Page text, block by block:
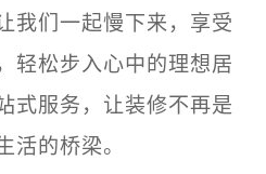
我们一起慢下来，享受
轻松步入心中的理想居
式服务，让装修不再是
活的桥梁。